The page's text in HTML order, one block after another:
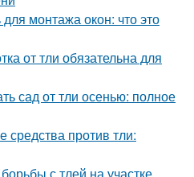
монтажа окон: что это
от тли обязательна для
сад от тли осенью: полное
против тли: